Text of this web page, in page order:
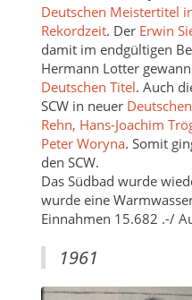
Deutschen Meistertitel
Rekordzeit. Der Erwin
damit im endgültigen
Hermann Lotter
Deutschen Titel. Auch
SCW in neuer
Rehn, Hans-Joachim
Peter Woryna. Somit
den SCW.
Das Südbad wurde
wurde eine
Einnahmen 15.682 .-/
1961